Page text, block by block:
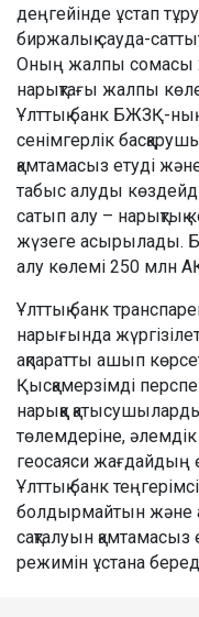
деңгейінде ұстап
биржалық сауда-
Оның жалпы сомасы
нарықтағы жалпы
Ұлттық банк БЖЗҚ-
сенімгерлік
қамтамасыз етуді
табыс алуды
сатып алу –
жүзеге асырылады.
алу көлемі 250 млн
Ұлттық банк
нарығында
ақпаратты ашып
Қысқамерзімді
нарыққа
төлемдеріне,
геосаяси жағдайдың
Ұлттық банк
болдырмайтын және
сақталуын қамтамасыз
режимін ұстана